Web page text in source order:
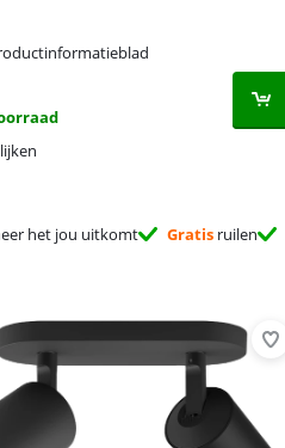
het jou uitkomt Gratisruilen